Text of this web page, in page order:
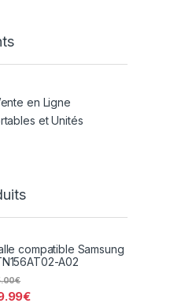
en Ligne
et Unités
compatible Samsung
A02
€
€